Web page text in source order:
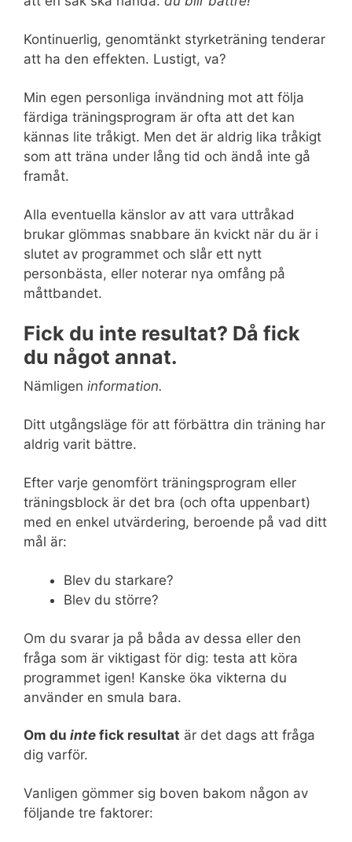
Kontinuerlig, genomtänkt styrketräning tenderar
att ha den effekten. Lustigt, va?
Min egen personliga invändning mot att följa
färdiga träningsprogram är ofta att det kan
kännas lite tråkigt. Men det är aldrig lika tråkigt
som att träna under lång tid och ändå inte gå
framåt.
Alla eventuella känslor av att vara uttråkad
brukar glömmas snabbare än kvickt när du är i
slutet av programmet och slår ett nytt
personbästa, eller noterar nya omfång på
måttbandet.
Fick du inte resultat? Då fick
du något annat.
Nämligen information.
Ditt utgångsläge för att förbättra din träning har
aldrig varit bättre.
Efter varje genomfört träningsprogram eller
träningsblock är det bra (och ofta uppenbart)
med en enkel utvärdering, beroende på vad ditt
mål är:
Blev du starkare?
Blev du större?
Om du svarar ja på båda av dessa eller den
fråga som är viktigast för dig: testa att köra
programmet igen! Kanske öka vikterna du
använder en smula bara.
Om du inte fick resultat är det dags att fråga
dig varför.
Vanligen gömmer sig boven bakom någon av
följande tre faktorer: